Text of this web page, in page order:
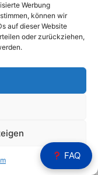
Werbung
können wir
auf dieser Website
oder zurückziehen,
FAQ